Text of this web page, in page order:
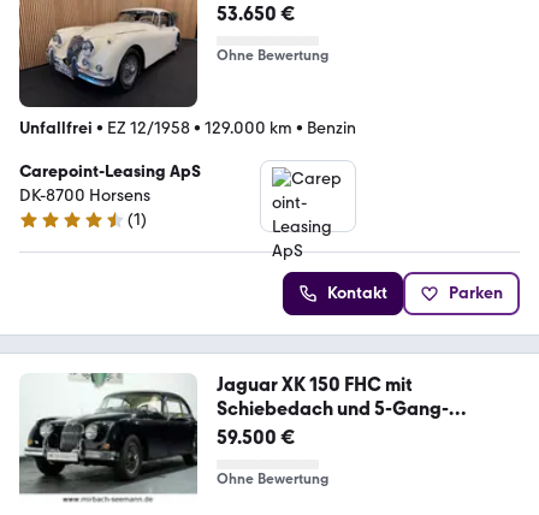
53.650 €
Ohne Bewertung
Unfallfrei • EZ 12/1958• 129.000 km • Benzin
Carepoint-Leasing ApS
DK-8700 Horsens
4.3 Sterne
(1)
Kontakt Parken
Jaguar XK 150 FHC mit
Schiebedach und 5-Gang-
Getriebe!
59.500 €
Ohne Bewertung